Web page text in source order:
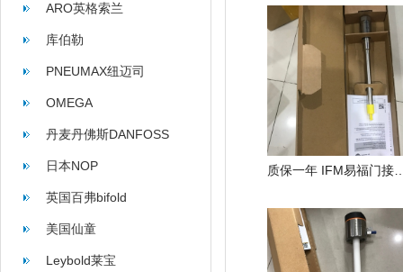
ARO英格索兰
库伯勒
PNEUMAX纽迈司
OMEGA
丹麦丹佛斯DANFOSS
日本NOP
英国百弗bifold
美国仙童
Leybold莱宝
质保一年 IFM易